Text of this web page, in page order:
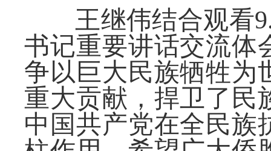
王继伟结合观看
书记重要讲话交流体
争以巨大民族牺牲为
重大贡献，捍卫了民
中国共产党在全民族